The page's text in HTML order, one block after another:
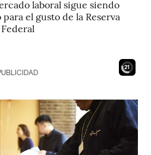
laboral sigue siendo
el gusto de la Reserva
Federal
19